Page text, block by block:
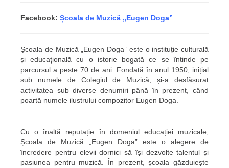
Facebook: Școala de Muzică „Eugen Doga”
Școala de Muzică „Eugen Doga” este o instituție culturală
și educațională cu o istorie bogată ce se întinde pe
parcursul a peste 70 de ani. Fondată în anul 1950, inițial
sub numele de Colegiul de Muzică, și-a desfășurat
activitatea sub diverse denumiri până în prezent, când
poartă numele ilustrului compozitor Eugen Doga.
Cu o înaltă reputație în domeniul educației muzicale,
Școala de Muzică „Eugen Doga” este o alegere de
încredere pentru elevii dornici să își dezvolte talentul și
pasiunea pentru muzică. În prezent, școala găzduiește